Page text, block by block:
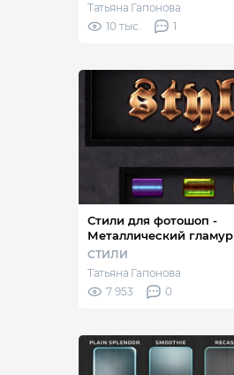
Татьяна Гапонова
10 тыс.
1
Стили для фотошоп -
Металлический гламур
СТИЛИ
Татьяна Гапонова
7 953
0